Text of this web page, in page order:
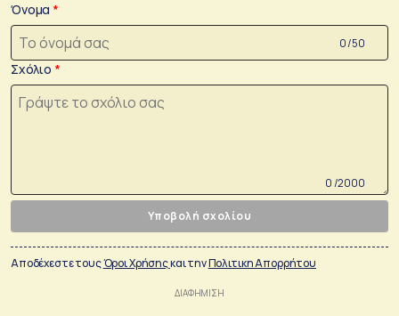
Όνομα
0 /50
Σχόλιο
0 /2000
Υποβολή σχολίου
Αποδέχεστε τουςΌροι Χρήσηςκαι τηνΠολιτικη Απορρήτου